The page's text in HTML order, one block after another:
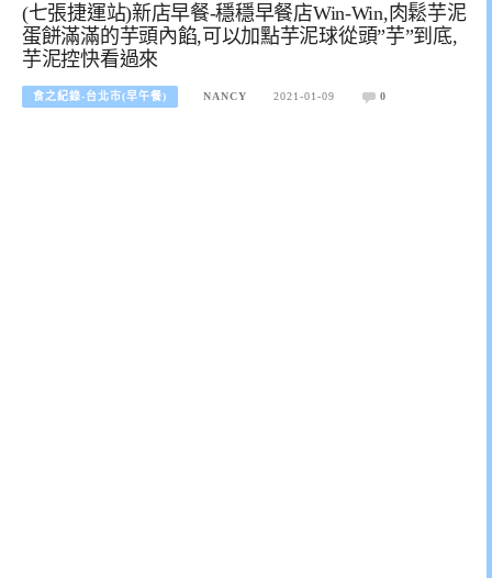
(七張捷運站)新店早餐-穩穩早餐店Win-Win,肉鬆芋泥
蛋餅滿滿的芋頭內餡,可以加點芋泥球從頭”芋”到底,
芋泥控快看過來
食之紀錄-台北市(早午餐) NANCY 2021-01-09 0